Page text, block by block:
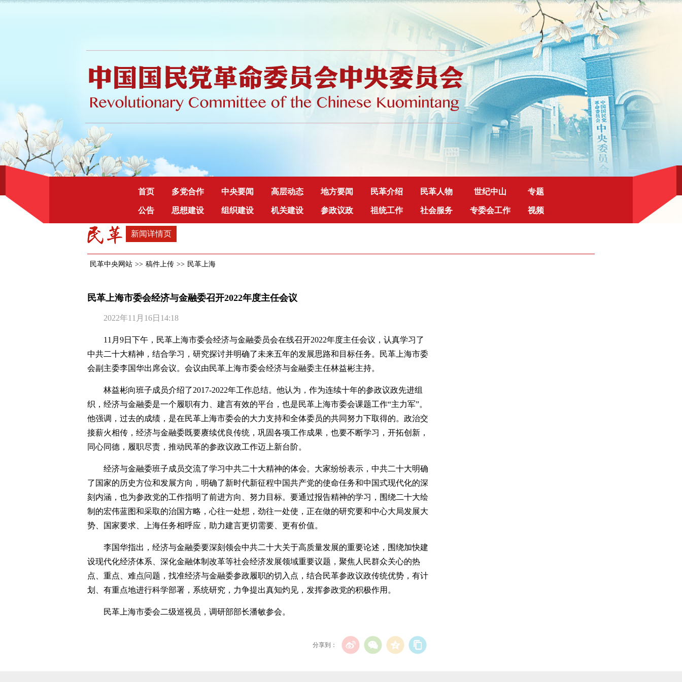
首页 多党合作 中央要闻 高层动态 地方要闻 民革介绍 民革人物 世纪中山 专题
公告 思想建设 组织建设 机关建设 参政议政 祖统工作 社会服务 专委会工作 视频
新闻详情页
民革中央网站 >> 稿件上传 >> 民革上海
民革上海市委会经济与金融委召开2022年度主任会议
2022年11月16日14:18
11月9日下午，民革上海市委会经济与金融委员会在线召开2022年度主任会议，认真学习了
中共二十大精神，结合学习，研究探讨并明确了未来五年的发展思路和目标任务。民革上海市委
会副主委李国华出席会议。会议由民革上海市委会经济与金融委主任林益彬主持。
林益彬向班子成员介绍了2017-2022年工作总结。他认为，作为连续十年的参政议政先进组
织，经济与金融委是一个履职有力、建言有效的平台，也是民革上海市委会课题工作“主力军”。
他强调，过去的成绩，是在民革上海市委会的大力支持和全体委员的共同努力下取得的。政治交
接薪火相传，经济与金融委既要赓续优良传统，巩固各项工作成果，也要不断学习，开拓创新，
同心同德，履职尽责，推动民革的参政议政工作迈上新台阶。
经济与金融委班子成员交流了学习中共二十大精神的体会。大家纷纷表示，中共二十大明确
了国家的历史方位和发展方向，明确了新时代新征程中国共产党的使命任务和中国式现代化的深
刻内涵，也为参政党的工作指明了前进方向、努力目标。要通过报告精神的学习，围绕二十大绘
制的宏伟蓝图和采取的治国方略，心往一处想，劲往一处使，正在做的研究要和中心大局发展大
势、国家要求、上海任务相呼应，助力建言更切需要、更有价值。
李国华指出，经济与金融委要深刻领会中共二十大关于高质量发展的重要论述，围绕加快建
设现代化经济体系、深化金融体制改革等社会经济发展领域重要议题，聚焦人民群众关心的热
点、重点、难点问题，找准经济与金融委参政履职的切入点，结合民革参政议政传统优势，有计
划、有重点地进行科学部署，系统研究，力争提出真知灼见，发挥参政党的积极作用。
民革上海市委会二级巡视员，调研部部长潘敏参会。
分享到：